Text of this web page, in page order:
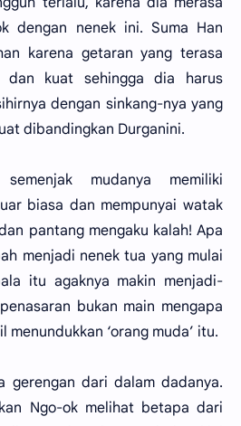
dengan nenek ini. Suma Han
karena getaran yang terasa
dan kuat sehingga dia harus
dengan sinkang-nya yang
dibandingkan Durganini.
mudanya memiliki
biasa dan mempunyai watak
pantang mengaku kalah! Apa
menjadi nenek tua yang mulai
itu agaknya makin menjadi-
bukan main mengapa
‘orang muda’ itu.
gerengan dari dalam dadanya.
Ngo-ok melihat betapa dari